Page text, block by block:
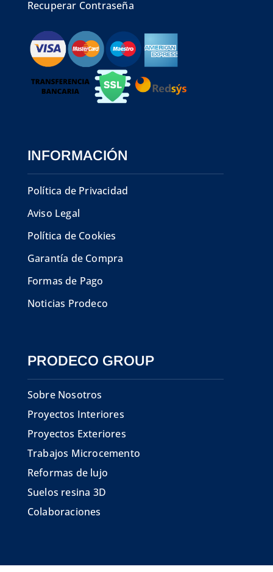
Recuperar Contraseña
INFORMACIÓN
Política de Privacidad
Aviso Legal
Política de Cookies
Garantía de Compra
Formas de Pago
Noticias Prodeco
PRODECO GROUP
Sobre Nosotros
Proyectos Interiores
Proyectos Exteriores
Trabajos Microcemento
Reformas de lujo
Suelos resina 3D
Colaboraciones